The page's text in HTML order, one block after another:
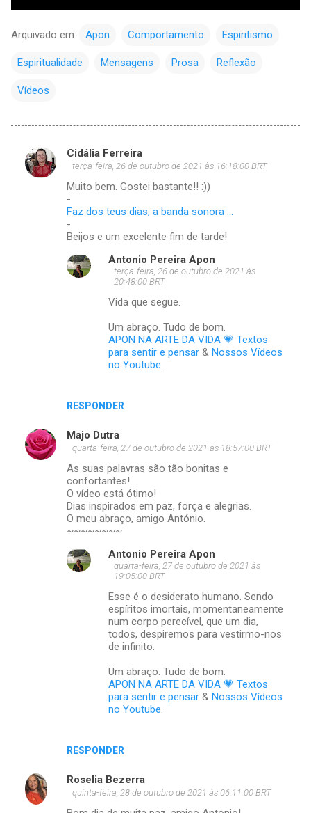
Arquivado em: Apon Comportamento Espiritismo
Espiritualidade Mensagens Prosa Reflexão
Vídeos
C
o
Cidália Ferreira
terça-feira, 26 de outubro de 2021 às 16:18:00 BRT
Muito bem. Gostei bastante!! :))
-
Faz dos teus dias, a banda sonora ...
-
Beijos e um excelente fim de tarde!
RESPONDER
Antonio Pereira Apon
terça-feira, 26 de outubro de 2021 às
20:48:00 BRT
Vida que segue.
Um abraço. Tudo de bom.
APON NA ARTE DA VIDA 💗 Textos
para sentir e pensar & Nossos Vídeos
no Youtube
Majo Dutra
quarta-feira, 27 de outubro de 2021 às 18:57:00 BRT
As suas palavras são tão bonitas e
confortantes!
O vídeo está ótimo!
Dias inspirados em paz, força e alegrias.
O meu abraço, amigo António.
~~~~~~~~
RESPONDER
Antonio Pereira Apon
quarta-feira, 27 de outubro de 2021 às
19:05:00 BRT
Esse é o desiderato humano. Sendo
espíritos imortais, momentaneamente
num corpo perecível, que um dia,
todos, despiremos para vestirmo-nos
de infinito.
Um abraço. Tudo de bom.
APON NA ARTE DA VIDA 💗 Textos
para sentir e pensar & Nossos Vídeos
no Youtube
Roselia Bezerra
quinta-feira, 28 de outubro de 2021 às 06:11:00 BRT